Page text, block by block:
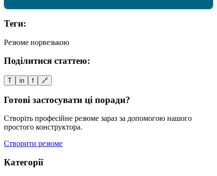
Теги:
Резюме норвезькою
Поділитися статтею:
T in f 🔗
Готові застосувати ці поради?
Створіть професійне резюме зараз за допомогою нашого
простого конструктора.
Створити резюме
Категорії